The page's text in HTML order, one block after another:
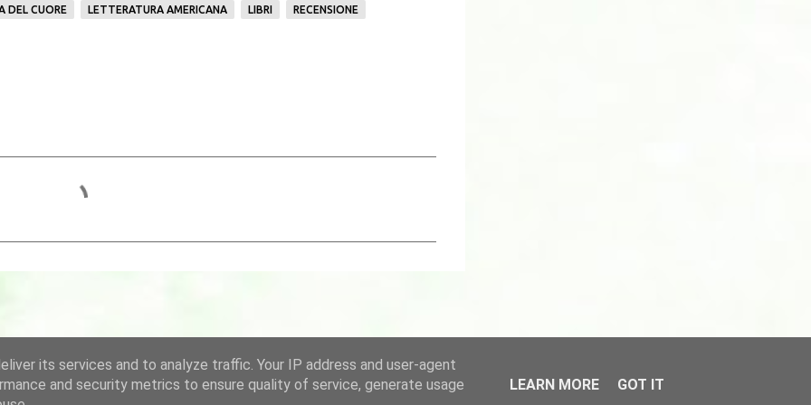
DEL CUORE LETTERATURA AMERICANA LIBRI RECENSIONE
its services and to analyze traffic. Your IP address and user-agent
and security metrics to ensure quality of service, generate usage
LEARN MORE GOT IT